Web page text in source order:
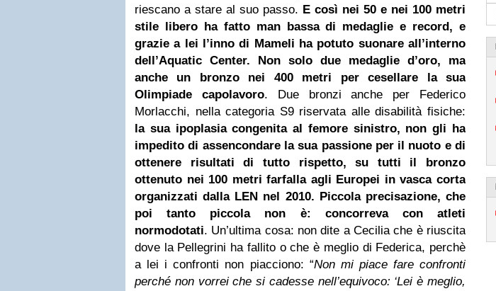
riescano a stare al suo passo. E così nei 50 e nei 100 metri
stile libero ha fatto man bassa di medaglie e record, e
grazie a lei l’inno di Mameli ha potuto suonare all’interno
dell’Aquatic Center. Non solo due medaglie d’oro, ma
anche un bronzo nei 400 metri per cesellare la sua
Olimpiade capolavoro. Due bronzi anche per Federico
Morlacchi, nella categoria S9 riservata alle disabilità fisiche:
la sua ipoplasia congenita al femore sinistro, non gli ha
impedito di assencondare la sua passione per il nuoto e di
ottenere risultatidi tuttorispetto, su tutti il bronzo
ottenuto nei 100 metri farfalla agli Europei in vasca corta
organizzati dalla LEN nel 2010. Piccola precisazione, che
poi tanto piccola non è: concorreva con atleti
normodotati. Un’ultima cosa: non dite a Cecilia che è riuscita
dove la Pellegrini ha fallito o che è meglio di Federica, perchè
a lei i confronti non piacciono: “Non mi piace fare confronti
perché non vorrei che si cadesse nell’equivoco: ‘Lei è meglio,